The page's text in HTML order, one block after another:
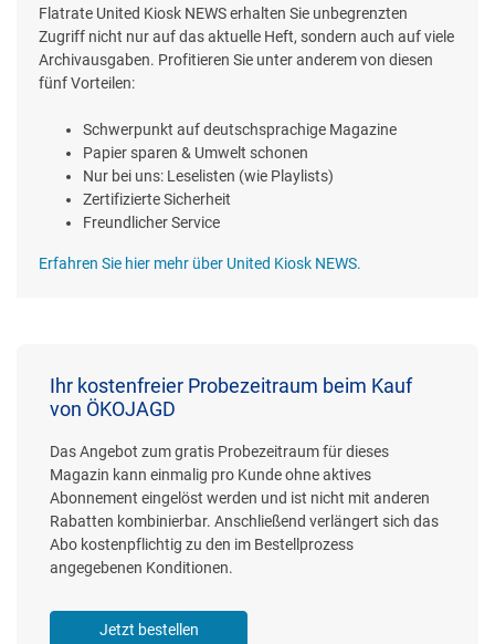
Flatrate United Kiosk NEWS erhalten Sie unbegrenzten
Zugriff nicht nur auf das aktuelle Heft, sondern auch auf viele
Archivausgaben. Profitieren Sie unter anderem von diesen
fünf Vorteilen:
Schwerpunkt auf deutschsprachige Magazine
Papier sparen & Umwelt schonen
Nur bei uns: Leselisten (wie Playlists)
Zertifizierte Sicherheit
Freundlicher Service
Erfahren Sie hier mehr über United Kiosk NEWS.
Ihr kostenfreier Probezeitraum beim Kauf
von ÖKOJAGD
Das Angebot zum gratis Probezeitraum für dieses
Magazin kann einmalig pro Kunde ohne aktives
Abonnement eingelöst werden und ist nicht mit anderen
Rabatten kombinierbar. Anschließend verlängert sich das
Abo kostenpflichtig zu den im Bestellprozess
angegebenen Konditionen.
Jetzt bestellen